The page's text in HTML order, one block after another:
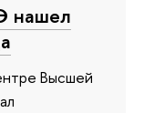
нашел
Высшей